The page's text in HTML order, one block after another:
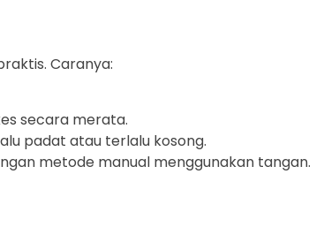
Caranya:
secara merata.
padat atau terlalu kosong.
metode manual menggunakan tangan.